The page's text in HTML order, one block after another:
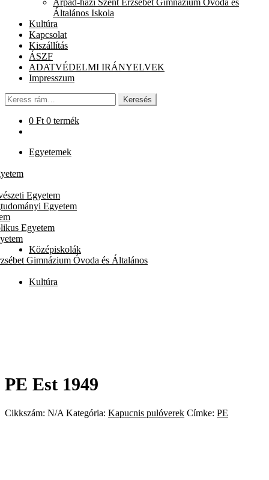
Árpád-házi Szent Erzsébet Gimnázium Óvoda és
Általános Iskola
Kultúra
Kapcsolat
Kiszállítás
ÁSZF
ADATVÉDELMI IRÁNYELVEK
Impresszum
Keresés
a
következőre:
Keresés
0 Ft 0 termék
Egyetemek
Egyetem
Egyetem
Egyetem
Középiskolák
Gimnázium Óvoda és Általános
Kultúra
PE Est 1949
Cikkszám: N/A Kategória: Kapucnis pulóverek Címke: PE